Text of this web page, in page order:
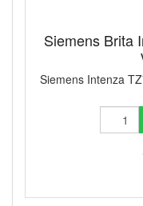
Siemens Brita
Siemens Intenza